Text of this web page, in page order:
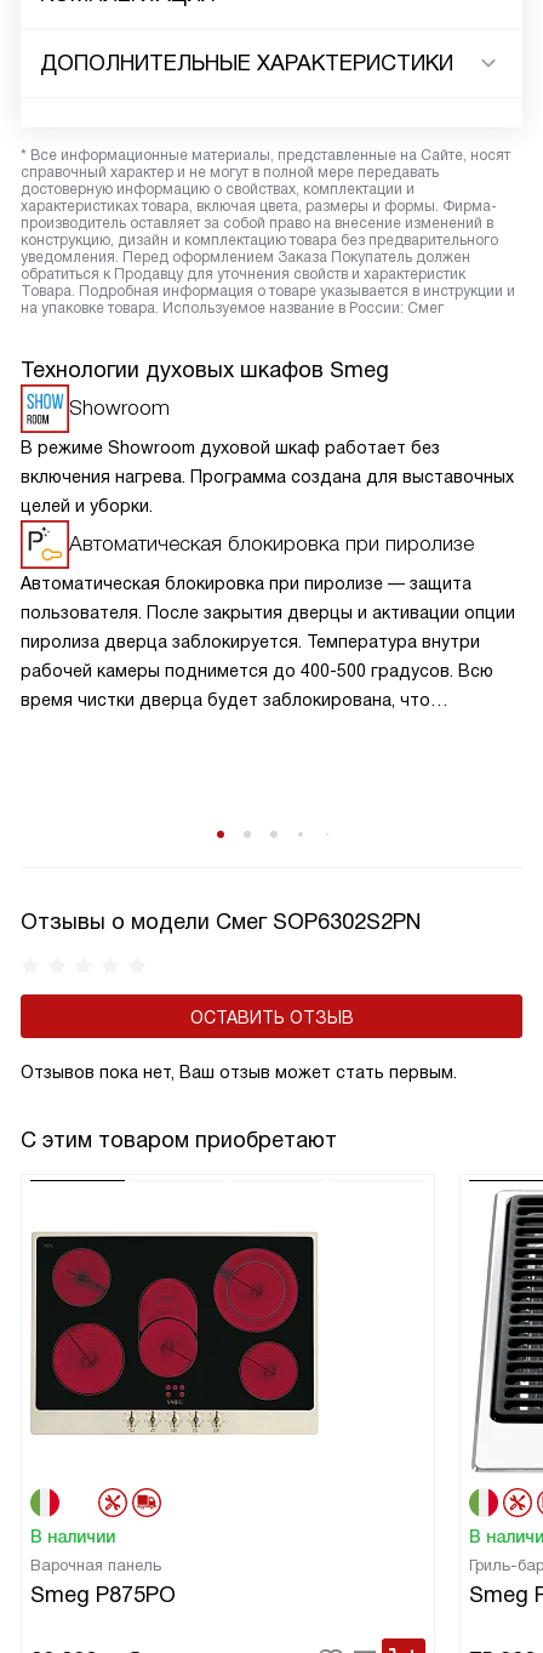
ДОПОЛНИТЕЛЬНЫЕ ХАРАКТЕРИСТИКИ
* Все информационные материалы, представленные на Сайте, носят
справочный характер и не могут в полной мере передавать
достоверную информацию о свойствах, комплектации и
характеристиках товара, включая цвета, размеры и формы. Фирма-
производитель оставляет за собой право на внесение изменений в
конструкцию, дизайн и комплектацию товара без предварительного
уведомления. Перед оформлением Заказа Покупатель должен
обратиться к Продавцу для уточнения свойств и характеристик
Товара. Подробная информация о товаре указывается в инструкции и
на упаковке товара. Используемое название в России: Смег
Технологии духовых шкафов Smeg
Showroom
В режиме Showroom духовой шкаф работает без
включения нагрева. Программа создана для выставочных
целей и уборки.
Автоматическая блокировка при пиролизе
Автоматическая блокировка при пиролизе — защита
пользователя. После закрытия дверцы и активации опции
пиролиза дверца заблокируется. Температура внутри
рабочей камеры поднимется до 400-500 градусов. Всю
время чистки дверца будет заблокирована, что
Отзывы о модели Смег SOP6302S2PN
ОСТАВИТЬ ОТЗЫВ
Отзывов пока нет, Ваш отзыв может стать первым.
С этим товаром приобретают
В наличии
Варочная панель
Smeg P875PO
В
Гриль-
Smeg